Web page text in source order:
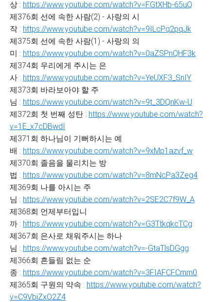
상 : https://www.youtube.com/watch?v=FGtXHb-65uQ
제376회 선에 속한 사람(2) - 사랑의 시
작 : https://www.youtube.com/watch?v=9ILcPq2pqJk
제375회 선에 속한 사람(1) - 사랑의 의
미 : https://www.youtube.com/watch?v=0aZSPnQHF3k
제374회 우리에게 주시는 은
사 : https://www.youtube.com/watch?v=YeUXF3_SnIY
제373회 바라보아야 할 주
님 : https://www.youtube.com/watch?v=9t_3DQnKw-U
제372회 첫 번째 성탄 : https://www.youtube.com/watch?
v=1E_x7cDBwdI
제371회 하나님이 기뻐하시는 예
배 : https://www.youtube.com/watch?v=9xMp1azvf_w
제370회 졸음을 물리치는 방
법 : https://www.youtube.com/watch?v=8mNcPa3Zeg4
제369회 나를 아시는 주
님 : https://www.youtube.com/watch?v=2SE2C7f9W_A
제368회 언제부터입니
까 : https://www.youtube.com/watch?v=G3TtkqkcTCg
제367회 은사로 채워주시는 하나
님 : https://www.youtube.com/watch?v=-GtaTlsDGgg
제366회 흔들림 없는 순
종 : https://www.youtube.com/watch?v=3FIAFCFCmm0
제365회 구원의 약속 : https://www.youtube.com/watch?
v=C9VbiZxO2Z4